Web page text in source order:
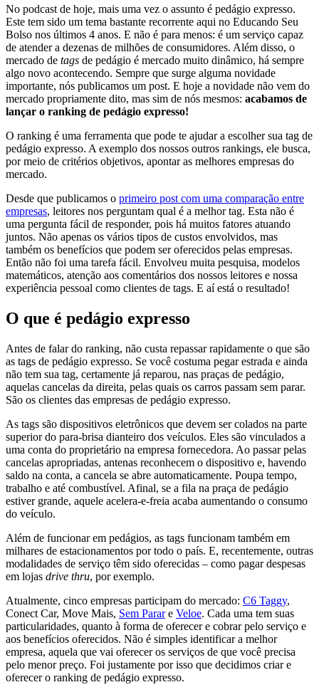
No podcast de hoje, mais uma vez o assunto é pedágio expresso.
Este tem sido um tema bastante recorrente aqui no Educando Seu
Bolso nos últimos 4 anos. E não é para menos: é um serviço capaz
de atender a dezenas de milhões de consumidores. Além disso, o
mercado de tags de pedágio é mercado muito dinâmico, há sempre
algo novo acontecendo. Sempre que surge alguma novidade
importante, nós publicamos um post. E hoje a novidade não vem do
mercado propriamente dito, mas sim de nós mesmos: acabamos de
lançar o ranking de pedágio expresso!
O ranking é uma ferramenta que pode te ajudar a escolher sua tag de
pedágio expresso. A exemplo dos nossos outros rankings, ele busca,
por meio de critérios objetivos, apontar as melhores empresas do
mercado.
Desde que publicamos o primeiro post com uma comparação entre
empresas, leitores nos perguntam qual é a melhor tag. Esta não é
uma pergunta fácil de responder, pois há muitos fatores atuando
juntos. Não apenas os vários tipos de custos envolvidos, mas
também os benefícios que podem ser oferecidos pelas empresas.
Então não foi uma tarefa fácil. Envolveu muita pesquisa, modelos
matemáticos, atenção aos comentários dos nossos leitores e nossa
experiência pessoal como clientes de tags. E aí está o resultado!
O que é pedágio expresso
Antes de falar do ranking, não custa repassar rapidamente o que são
as tags de pedágio expresso. Se você costuma pegar estrada e ainda
não tem sua tag, certamente já reparou, nas praças de pedágio,
aquelas cancelas da direita, pelas quais os carros passam sem parar.
São os clientes das empresas de pedágio expresso.
As tags são dispositivos eletrônicos que devem ser colados na parte
superior do para-brisa dianteiro dos veículos. Eles são vinculados a
uma conta do proprietário na empresa fornecedora. Ao passar pelas
cancelas apropriadas, antenas reconhecem o dispositivo e, havendo
saldo na conta, a cancela se abre automaticamente. Poupa tempo,
trabalho e até combustível. Afinal, se a fila na praça de pedágio
estiver grande, aquele acelera-e-freia acaba aumentando o consumo
do veículo.
Além de funcionar em pedágios, as tags funcionam também em
milhares de estacionamentos por todo o país. E, recentemente, outras
modalidades de serviço têm sido oferecidas – como pagar despesas
em lojas drive thru, por exemplo.
Atualmente, cinco empresas participam do mercado: C6 Taggy,
Conect Car, Move Mais, Sem Parare Veloe. Cada uma tem suas
particularidades, quanto à forma de oferecer e cobrar pelo serviço e
aos benefícios oferecidos. Não é simples identificar a melhor
empresa, aquela que vai oferecer os serviços de que você precisa
pelo menor preço. Foi justamente por isso que decidimos criar e
oferecer o ranking de pedágio expresso.